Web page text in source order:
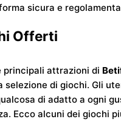
sicura e
Offerti
principali attrazioni di
selezione di giochi. Gli
di adatto a ogni
Ecco alcuni dei giochi